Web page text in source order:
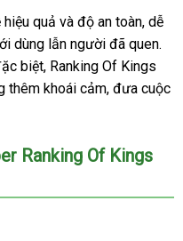
quả và độ an toàn, dễ
dùng lẫn người đã quen.
biệt, Ranking Of Kings
thêm khoái cảm, đưa cuộc
Ranking Of Kings